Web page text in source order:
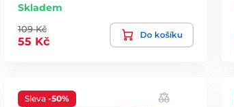
Skladem
109 Kč
55 Kč
Do košíku
Sleva -50%